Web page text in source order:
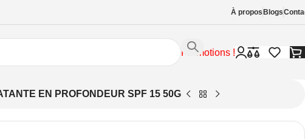
À propos Blogs
Promotions !
EN PROFONDEUR SPF 15 50G